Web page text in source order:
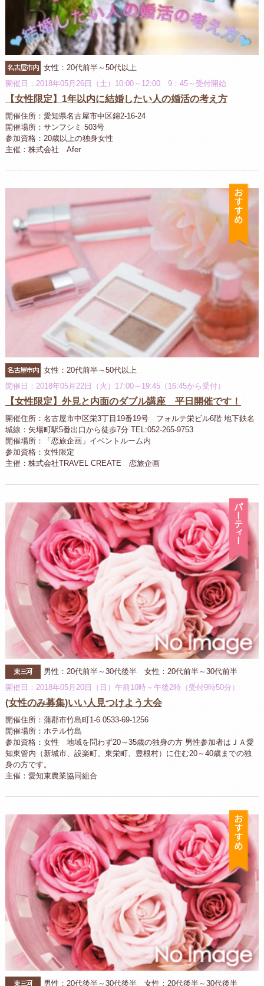
名古屋市内 女性：20代前半～50代以上
開催日：2018年05月26日（土）10:00～12:00 9：45～受付開始
【女性限定】1年以内に結婚したい人の婚活の考え方
開催住所：愛知県名古屋市中区錦2-16-24
開催場所：サンフシミ 503号
参加資格：20歳以上の独身女性
主催：株式会社 Afer
お
名古屋市内 女性：20代前半～50代以上
開催日：2018年05月22日（火）17:00～19:45（16:45から受付）
【女性限定】外見と内面のダブル講座 平日開催です！
開催住所：名古屋市中区栄3丁目19番19号 フォルテ栄ビル6階 地下鉄名
城線：矢場町駅5番出口から徒歩7分 TEL:052-265-9753
開催場所：「恋旅企画」イベントルーム内
参加資格：女性限定
主催：株式会社TRAVEL CREATE 恋旅企画
パ
東三河
男性：20代前半～30代後半 女性：20代前半～30代前半
開催日：2018年05月20日（日）午前10時～午後2時（受付9時50分）
(女性のみ募集)いい人見つけよう大会
開催住所：蒲郡市竹島町1-6 0533-69-1256
開催場所：ホテル竹島
参加資格：女性 地域を問わず20～35歳の独身の方 男性参加者はＪＡ愛
知東管内（新城市、設楽町、東栄町、豊根村）に住む20～40歳までの独
身の方です。
主催：愛知東農業協同組合
お
東三河 男性：20代後半～30代後半 女性：20代後半～30代後半